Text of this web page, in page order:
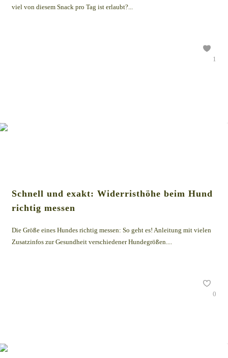
viel von diesem Snack pro Tag ist erlaubt?...
1
Schnell und exakt: Widerristhöhe beim Hund
richtig messen
Die Größe eines Hundes richtig messen: So geht es! Anleitung mit vielen
Zusatzinfos zur Gesundheit verschiedener Hundegrößen....
0